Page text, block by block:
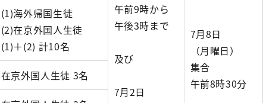
午前9時から
午後3時まで
及び
7月2日
7月8日
（月曜日）
集合
午前8時30分
(1)海外帰国生徒
(2)在京外国人生徒
(1)＋(2) 計10名
在京外国人生徒 3名